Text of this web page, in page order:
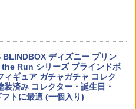
ミー(TAKARA TOMY) トミカ
イバー TJB01 ポリスブレイバ
GT-R パトロールカー
おもちゃ 3歳以上
KONDO art collection masc
全6種セット アートコレクシ
コットフィギュア3 フルコンプ
チャ カプセルトイ
度ポリマー樹脂製
物マラソン 全品P5倍】バイオB
6mm 2000発入り 天然由来成
ベアリング研磨 高精度 高真
察24時 トヨタ クラウン アスリ
BLINDBOX ディズニー プリン
Run シリーズ ブラインドボ
ィギュア ガチャガチャ コレク
装済み コレクター・誕生日・
フトに最適 (一個入り)